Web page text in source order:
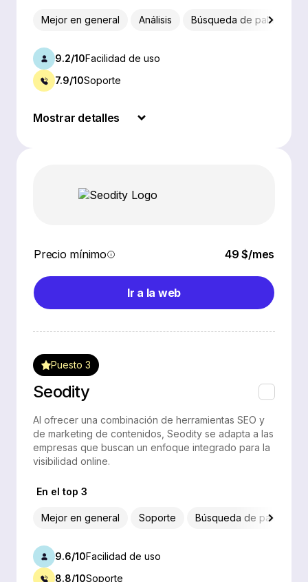
Mejor en general Análisis Búsqueda de palabras
9.2/10Facilidad de uso
7.9/10Soporte
Mostrar detalles
Precio mínimo 49 $/mes
Ir a la web
Seodity
Puesto 3
Al ofrecer una combinación de herramientas SEO y
de marketing de contenidos, Seodity se adapta a las
empresas que buscan un enfoque integrado para la
visibilidad online.
En el top 3
Mejor en general Soporte Búsqueda de palabras
9.6/10Facilidad de uso
8.8/10Soporte